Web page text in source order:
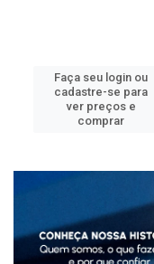
Faça seu login ou
cadastre-se para
ver preços e
comprar